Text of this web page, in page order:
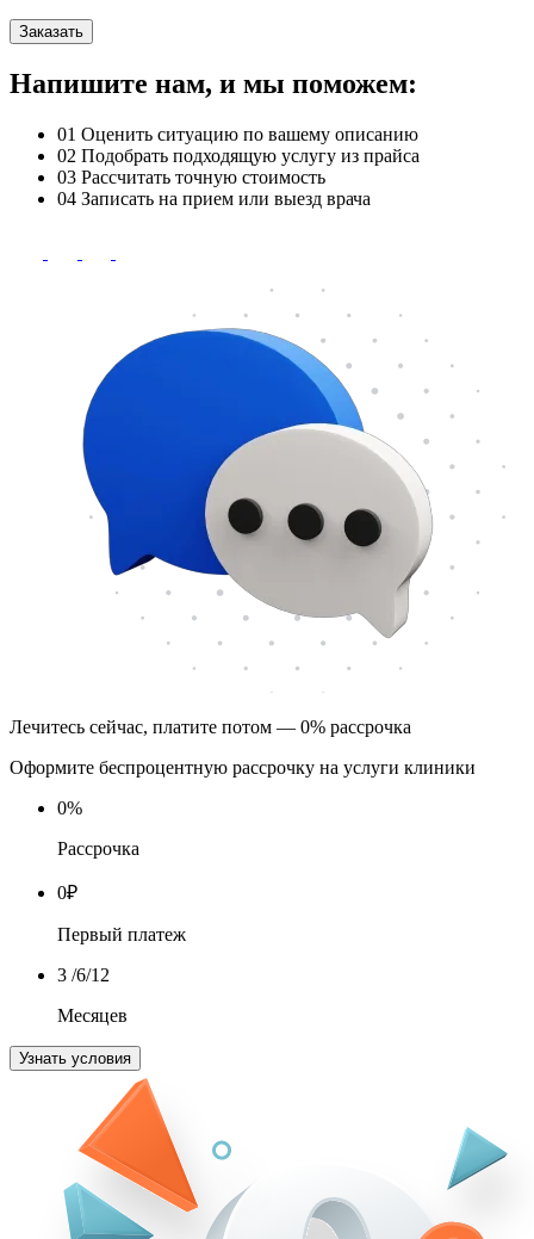
Заказать
Напишите нам, и мы поможем:
01 Оценить ситуацию по вашему описанию
02 Подобрать подходящую услугу из прайса
03 Рассчитать точную стоимость
04 Записать на прием или выезд врача
Лечитесь сейчас, платите потом — 0% рассрочка
Оформите беспроцентную рассрочку на услуги клиники
0%
Рассрочка
0₽
Первый платеж
3 /6/12
Месяцев
Узнать условия